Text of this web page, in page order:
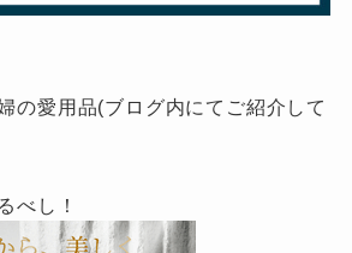
の愛用品(ブログ内にてご紹介して
べし！